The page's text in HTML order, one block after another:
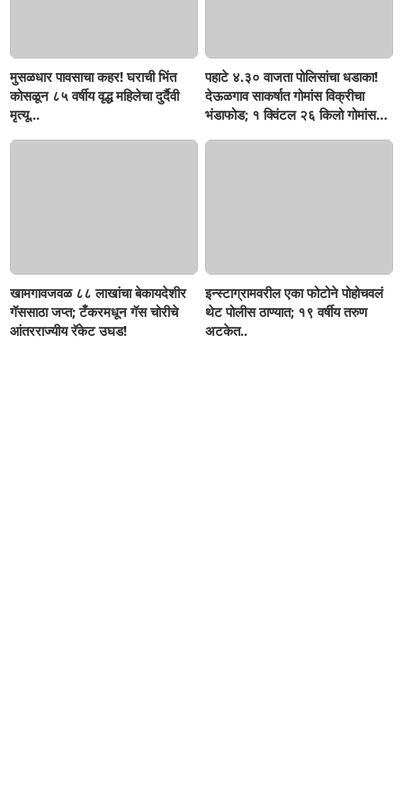
मुसळधार पावसाचा कहर! घराची भिंत
कोसळून ८५ वर्षीय वृद्ध महिलेचा दुर्दैवी
मृत्यू...
पहाटे ४.३० वाजता पोलिसांचा धडाका!
देऊळगाव साकर्षात गोमांस विक्रीचा
भंडाफोड; १ क्विंटल २६ किलो गोमांस
खामगावजवळ ८८ लाखांचा बेकायदेशीर
गॅससाठा जप्त; टँकरमधून गॅस चोरीचे
आंतरराज्यीय रॅकेट उघड!
इन्स्टाग्रामवरील एका फोटोने पोहोचवलं
थेट पोलीस ठाण्यात; १९ वर्षीय तरुण
अटकेत..